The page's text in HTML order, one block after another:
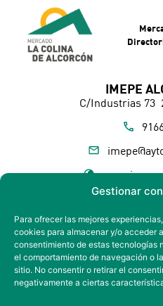
Gestionar
Para ofrecer las mejores
cookies para almacenar y/o acceder
consentimiento de estas tecnologías
el comportamiento de navegación o
sitio. No consentir o retirar el
negativamente a ciertas
IMEPE
C/Industrias 73
Suscríbete a
Síguenos en: